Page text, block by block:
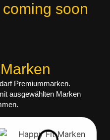
soon
Premiummarken.
ausgewählten Marken